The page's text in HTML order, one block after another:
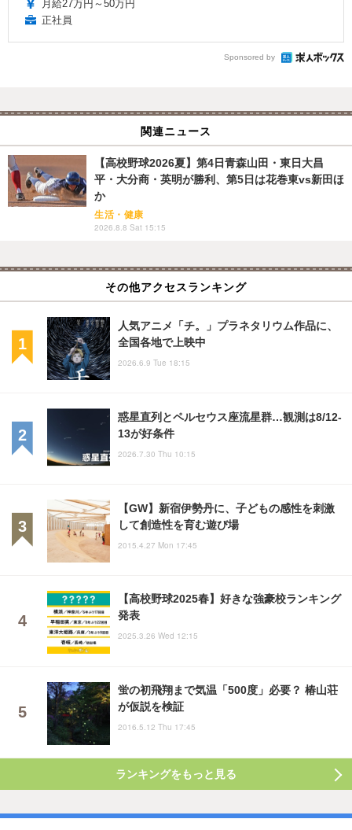
月給27万円～50万円
正社員
Sponsored by
関連ニュース
【高校野球2026夏】第4日青森山田・東日大昌
平・大分商・英明が勝利、第5日は花巻東vs新田ほ
か
生活・健康
2026.8.8 Sat 15:15
その他アクセスランキング
人気アニメ「チ。」プラネタリウム作品に、
全国各地で上映中
2026.6.9 Tue 18:15
惑星直列とペルセウス座流星群…観測は8/12-
13が好条件
2026.7.30 Thu 10:15
【GW】新宿伊勢丹に、子どもの感性を刺激
して創造性を育む遊び場
2015.4.27 Mon 17:45
【高校野球2025春】好きな強豪校ランキング
発表
2025.3.26 Wed 12:15
蛍の初飛翔まで気温「500度」必要？ 椿山荘
が仮説を検証
2016.5.12 Thu 17:45
ランキングをもっと見る